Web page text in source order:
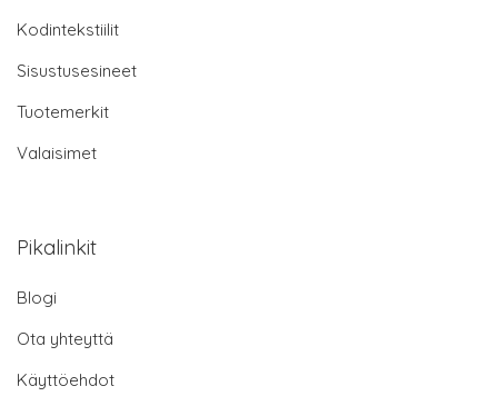
Kodintekstiilit
Sisustusesineet
Tuotemerkit
Valaisimet
Pikalinkit
Blogi
Ota yhteyttä
Käyttöehdot